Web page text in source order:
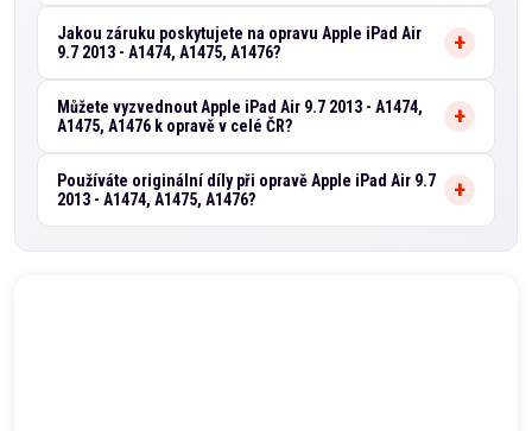
Jakou záruku poskytujete na opravu Apple iPad Air
9.7 2013 - A1474, A1475, A1476?
Můžete vyzvednout Apple iPad Air 9.7 2013 - A1474,
A1475, A1476 k opravě v celé ČR?
Používáte originální díly při opravě Apple iPad Air 9.7
2013 - A1474, A1475, A1476?